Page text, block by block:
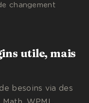
changement
utile, mais
besoins via des